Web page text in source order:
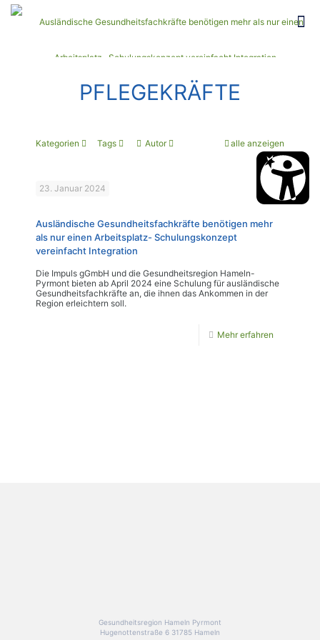
PFLEGEKRÄFTE
Kategorien Tags Autor alle anzeigen
23. Januar 2024
Ausländische Gesundheitsfachkräfte benötigen mehr
als nur einen Arbeitsplatz- Schulungskonzept
vereinfacht Integration
Die Impuls gGmbH und die Gesundheitsregion Hameln-
Pyrmont bieten ab April 2024 eine Schulung für ausländische
Gesundheitsfachkräfte an, die ihnen das Ankommen in der
Region erleichtern soll.
Mehr erfahren
Gesundheitsregion Hameln Pyrmont
Hugenottenstraße 6 31785 Hameln